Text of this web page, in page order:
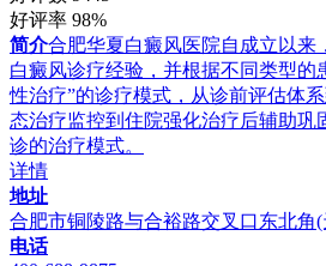
好评率 98%
简介合肥华夏白癜风医院自成立以来
白癜风诊疗经验，并根据不同类型的
性治疗”的诊疗模式，从诊前评估体
态治疗监控到住院强化治疗后辅助巩
诊的治疗模式。
详情
地址
合肥市铜陵路与合裕路交叉口东北角
电话